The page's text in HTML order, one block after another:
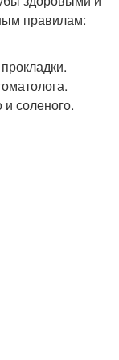
правилам:
и соленого.